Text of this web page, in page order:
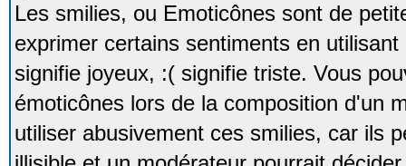
Les smilies, ou Emoticônes sont de
exprimer certains sentiments en
signifie joyeux, :( signifie triste. Vous
émoticônes lors de la composition d'un
utiliser abusivement ces smilies, car ils